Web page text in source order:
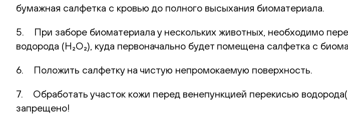
бумажная салфетка с кровью до полного высыхания биоматериала.
5. При заборе биоматериала у нескольких животных, необходимо
водорода (H₂O₂), куда первоначально будет помещена салфетка с
6. Положить салфетку на чистую непромокаемую поверхность.
7. Обработать участок кожи перед венепункцией перекисью
запрещено!